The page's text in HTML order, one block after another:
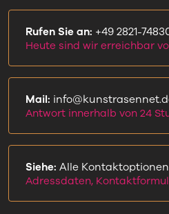
Rufen Sie an: +49 2821-
Heute sind wir erreichbar
Mail:
Antwort innerhalb von 24
Siehe: Alle Kontaktoptionen
Adressdaten,